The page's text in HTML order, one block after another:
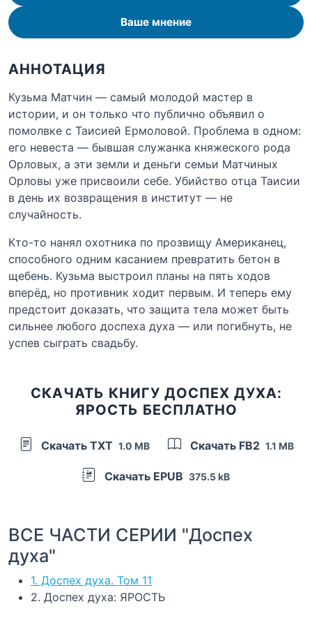
Ваше мнение
АННОТАЦИЯ
Кузьма Матчин — самый молодой мастер в
истории, и он только что публично объявил о
помолвке с Таисией Ермоловой. Проблема в одном:
его невеста — бывшая служанка княжеского рода
Орловых, а эти земли и деньги семьи Матчиных
Орловы уже присвоили себе. Убийство отца Таисии
в день их возвращения в институт — не
случайность.
Кто-то нанял охотника по прозвищу Американец,
способного одним касанием превратить бетон в
щебень. Кузьма выстроил планы на пять ходов
вперёд, но противник ходит первым. И теперь ему
предстоит доказать, что защита тела может быть
сильнее любого доспеха духа — или погибнуть, не
успев сыграть свадьбу.
СКАЧАТЬ КНИГУ ДОСПЕХ ДУХА:
ЯРОСТЬ БЕСПЛАТНО
Скачать TXT 1.0 MB Скачать FB2 1.1 MB
Скачать EPUB 375.5 kB
ВСЕ ЧАСТИ СЕРИИ "Доспех
духа"
1. Доспех духа. Том 11
2. Доспех духа: ЯРОСТЬ